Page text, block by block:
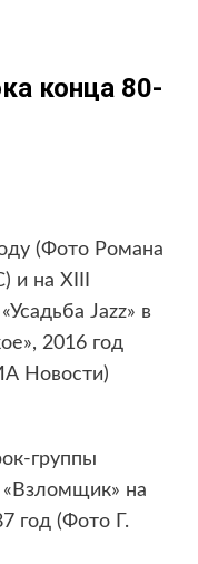
конца 80-
(Фото Романа
и на XIII
Jazz» в
2016 год
Новости)
группы
на
год (Фото Г.